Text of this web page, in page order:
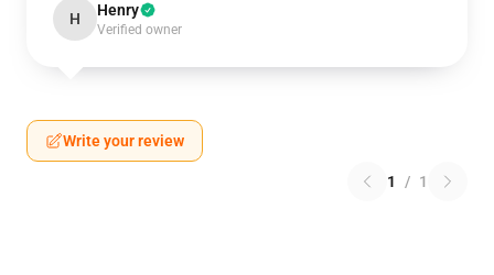
H Henry
Verified owner
Write your review
1 / 1